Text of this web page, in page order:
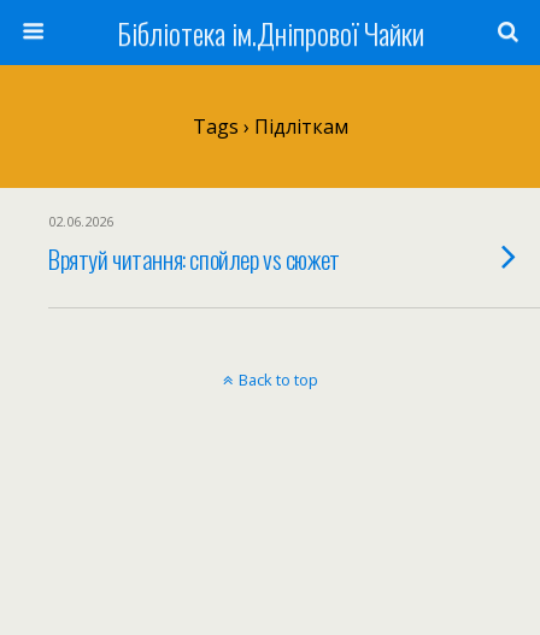
Бібліотека ім.Дніпрової Чайки
Tags › Підліткам
02.06.2026
Врятуй читання: спойлер vs сюжет
Back to top